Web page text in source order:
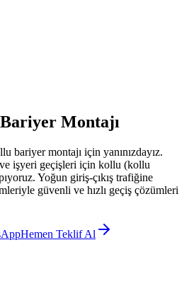
Montajı
bariyer montajı için yanınızdayız.
işyeri geçişleri için kollu (kollu
Yoğun giriş-çıkış trafiğine
güvenli ve hızlı geçiş çözümleri
Hemen Teklif Al